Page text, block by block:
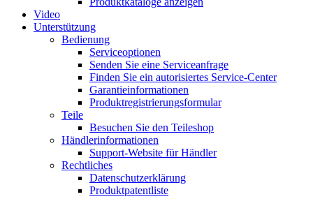
Video
Unterstützung
Bedienung
Serviceoptionen
Senden Sie eine Serviceanfrage
Finden Sie ein autorisiertes Service-Center
Garantieinformationen
Produktregistrierungsformular
Teile
Besuchen Sie den Teileshop
Händlerinformationen
Support-Website für Händler
Rechtliches
Datenschutzerklärung
Produktpatentliste